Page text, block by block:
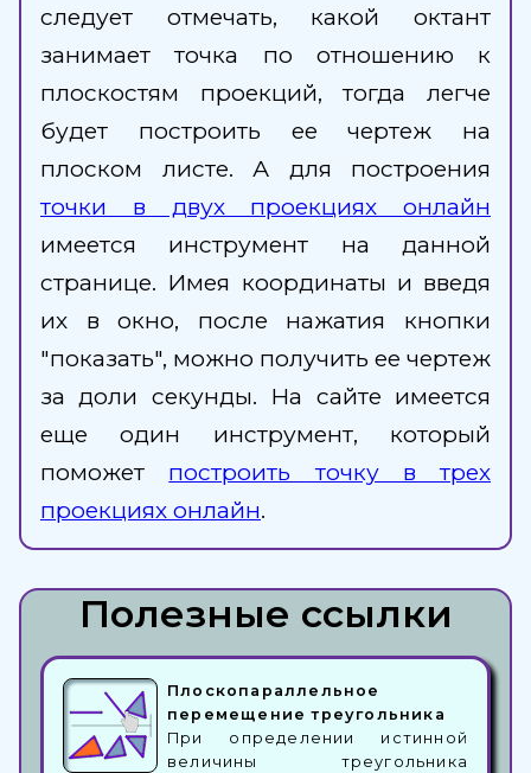
следует отмечать, какой октант
занимает точка по отношению к
плоскостям проекций, тогда легче
будет построить ее чертеж на
плоском листе. А для построения
точки в двух проекциях онлайн
имеется инструмент на данной
странице. Имея координаты и введя
их в окно, после нажатия кнопки
"показать", можно получить ее чертеж
за доли секунды. На сайте имеется
еще один инструмент, который
поможет построить точку в трех
проекциях онлайн.
Полезные ссылки
Плоскопараллельное
перемещение треугольника
При определении истинной
величины треугольника